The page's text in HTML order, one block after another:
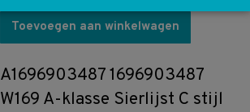
Toevoegen aan winkelwagen
A1696903487 1696903487
W169 A-klasse Sierlijst C stijl